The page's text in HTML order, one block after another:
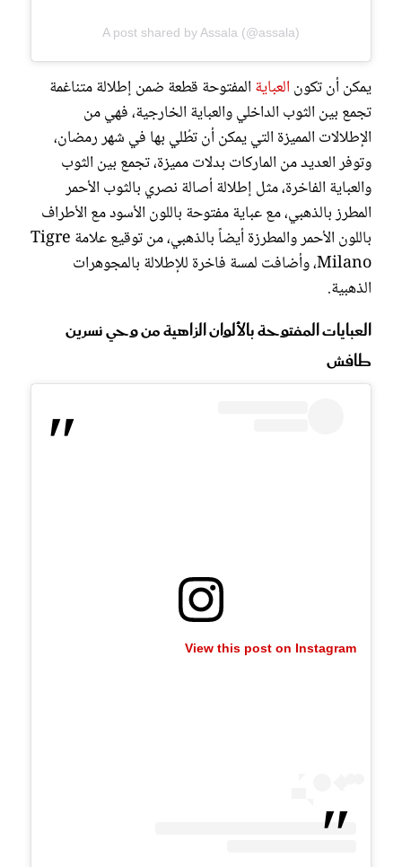
A post shared by Assala (@assala)
يمكن أن تكون العباية المفتوحة قطعة ضمن إطلالة متناغمة
تجمع بين الثوب الداخلي والعباية الخارجية، فهي من
الإطلالات المميزة التي يمكن أن تطُلي بها في شهر رمضان،
وتوفر العديد من الماركات بدلات مميزة، تجمع بين الثوب
والعباية الفاخرة، مثل إطلالة أصالة نصري بالثوب الأحمر
المطرز بالذهبي، مع عباية مفتوحة باللون الأسود مع الأطراف
باللون الأحمر والمطرزة أيضاً بالذهبي، من توقيع علامة Tigre
Milano، وأضافت لمسة فاخرة للإطلالة بالمجوهرات
الذهبية.
العبايات المفتوحة بالألوان الزاهية من وحي نسرين
طافش
View this post on Instagram